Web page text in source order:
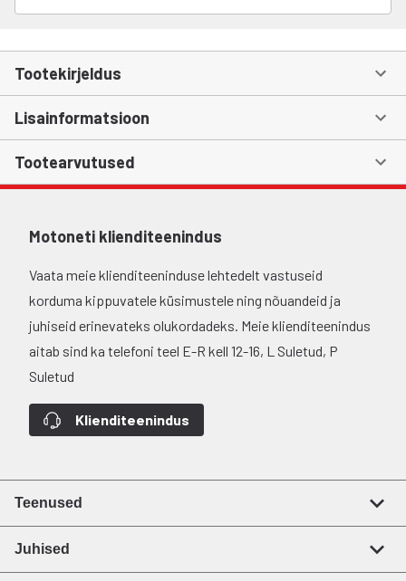
Tootekirjeldus
Lisainformatsioon
Tootearvutused
Motoneti klienditeenindus
Vaata meie klienditeeninduse lehtedelt vastuseid
korduma kippuvatele küsimustele ning nõuandeid ja
juhiseid erinevateks olukordadeks. Meie klienditeenindus
aitab sind ka telefoni teel E-R kell 12-16, L Suletud, P
Suletud
Klienditeenindus
Teenused
Juhised